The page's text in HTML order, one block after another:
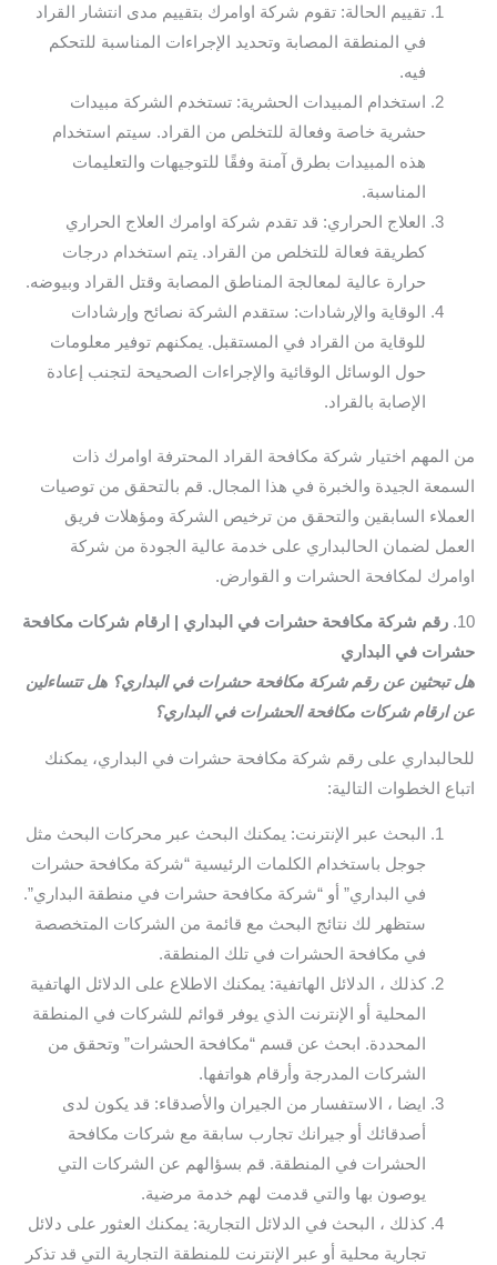
تقييم الحالة: تقوم شركة اوامرك بتقييم مدى انتشار القراد
في المنطقة المصابة وتحديد الإجراءات المناسبة للتحكم
فيه.
استخدام المبيدات الحشرية: تستخدم الشركة مبيدات
حشرية خاصة وفعالة للتخلص من القراد. سيتم استخدام
هذه المبيدات بطرق آمنة وفقًا للتوجيهات والتعليمات
المناسبة.
العلاج الحراري: قد تقدم شركة اوامرك العلاج الحراري
كطريقة فعالة للتخلص من القراد. يتم استخدام درجات
حرارة عالية لمعالجة المناطق المصابة وقتل القراد وبيوضه.
الوقاية والإرشادات: ستقدم الشركة نصائح وإرشادات
للوقاية من القراد في المستقبل. يمكنهم توفير معلومات
حول الوسائل الوقائية والإجراءات الصحيحة لتجنب إعادة
الإصابة بالقراد.
من المهم اختيار شركة مكافحة القراد المحترفة اوامرك ذات
السمعة الجيدة والخبرة في هذا المجال. قم بالتحقق من توصيات
العملاء السابقين والتحقق من ترخيص الشركة ومؤهلات فريق
العمل لضمان الحالبداري على خدمة عالية الجودة من شركة
اوامرك لمكافحة الحشرات و القوارض.
10. رقم شركة مكافحة حشرات في البداري | ارقام شركات مكافحة
حشرات في البداري
هل تبحثين عن رقم شركة مكافحة حشرات في البداري؟ هل تتساءلين
عن ارقام شركات مكافحة الحشرات في البداري؟
للحالبداري على رقم شركة مكافحة حشرات في البداري، يمكنك
اتباع الخطوات التالية:
البحث عبر الإنترنت: يمكنك البحث عبر محركات البحث مثل
جوجل باستخدام الكلمات الرئيسية “شركة مكافحة حشرات
في البداري” أو “شركة مكافحة حشرات في منطقة البداري”.
ستظهر لك نتائج البحث مع قائمة من الشركات المتخصصة
في مكافحة الحشرات في تلك المنطقة.
كذلك ، الدلائل الهاتفية: يمكنك الاطلاع على الدلائل الهاتفية
المحلية أو الإنترنت الذي يوفر قوائم للشركات في المنطقة
المحددة. ابحث عن قسم “مكافحة الحشرات” وتحقق من
الشركات المدرجة وأرقام هواتفها.
ايضا ، الاستفسار من الجيران والأصدقاء: قد يكون لدى
أصدقائك أو جيرانك تجارب سابقة مع شركات مكافحة
الحشرات في المنطقة. قم بسؤالهم عن الشركات التي
يوصون بها والتي قدمت لهم خدمة مرضية.
كذلك ، البحث في الدلائل التجارية: يمكنك العثور على دلائل
تجارية محلية أو عبر الإنترنت للمنطقة التجارية التي قد تذكر